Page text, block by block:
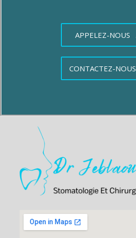
CONTACTEZ-NOUS
APPELEZ-NOUS